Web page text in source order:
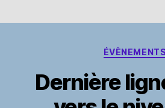
ÉVÈNEMENTS
Dernière